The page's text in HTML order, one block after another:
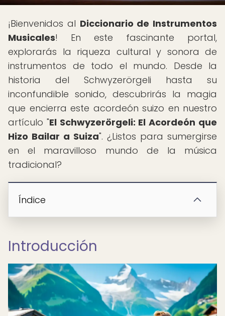
¡Bienvenidos al Diccionario de Instrumentos
Musicales! En este fascinante portal,
explorarás la riqueza cultural y sonora de
instrumentos de todo el mundo. Desde la
historia del Schwyzerörgeli hasta su
inconfundible sonido, descubrirás la magia
que encierra este acordeón suizo en nuestro
artículo "El Schwyzerörgeli: El Acordeón que
Hizo Bailar a Suiza". ¿Listos para sumergirse
en el maravilloso mundo de la música
tradicional?
Índice
Introducción